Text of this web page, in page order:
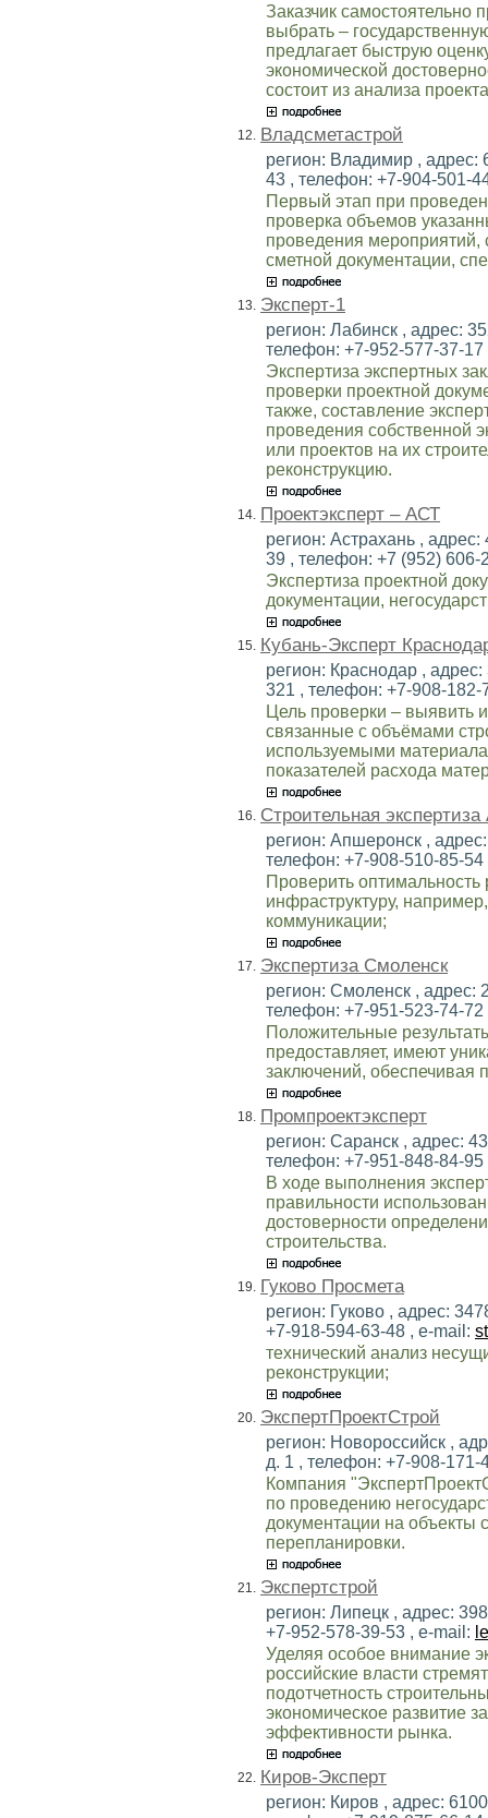
Заказчик самостоятельно
выбрать –
предлагает быструю
экономической
состоит из анализа
12. Владсметастрой
регион: Владимир , адрес:
43 , телефон: +7-904-501-
Первый этап при
проверка объемов
проведения
сметной документации,
13. Эксперт-1
регион: Лабинск , адрес:
телефон: +7-952-577-37-
Экспертиза экспертных
проверки проектной
также, составление
проведения собственной
или проектов на их
реконструкцию.
14. Проектэксперт – АСТ
регион: Астрахань ,
39 , телефон: +7 (952)
Экспертиза проектной
документации,
15. Кубань-Эксперт
регион: Краснодар ,
321 , телефон: +7-908-
Цель проверки – выявить
связанные с объёмами
используемыми
показателей расхода
16. Строительная
регион: Апшеронск ,
телефон: +7-908-510-85-
Проверить
инфраструктуру,
коммуникации;
17. Экспертиза Смоленск
регион: Смоленск , адрес:
телефон: +7-951-523-74-
Положительные
предоставляет, имеют
заключений, обеспечивая
18. Промпроектэксперт
регион: Саранск , адрес:
телефон: +7-951-848-84-
В ходе выполнения
правильности
достоверности
строительства.
19. Гуково Просмета
регион: Гуково , адрес:
+7-918-594-63-48 , e-mail:
технический анализ
реконструкции;
20. ЭкспертПроектСтрой
регион: Новороссийск ,
д. 1 , телефон: +7-908-
Компания
по проведению
документации на объекты
перепланировки.
21. Экспертстрой
регион: Липецк , адрес:
+7-952-578-39-53 , e-mail:
Уделяя особое внимание
российские власти
подотчетность
экономическое развитие
эффективности рынка.
22. Киров-Эксперт
регион: Киров , адрес: